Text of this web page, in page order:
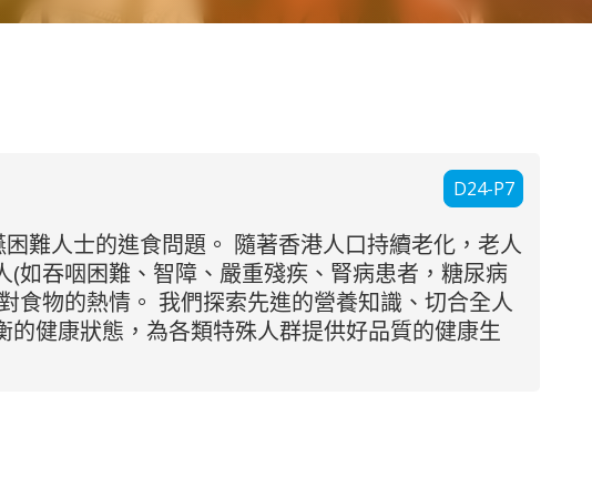
D24-P7
難人士的進食問題。 隨著香港人口持續老化，老人
如吞咽困難、智障、嚴重殘疾、腎病患者，糖尿病
食物的熱情。 我們探索先進的營養知識、切合全人
健康狀態，為各類特殊人群提供好品質的健康生